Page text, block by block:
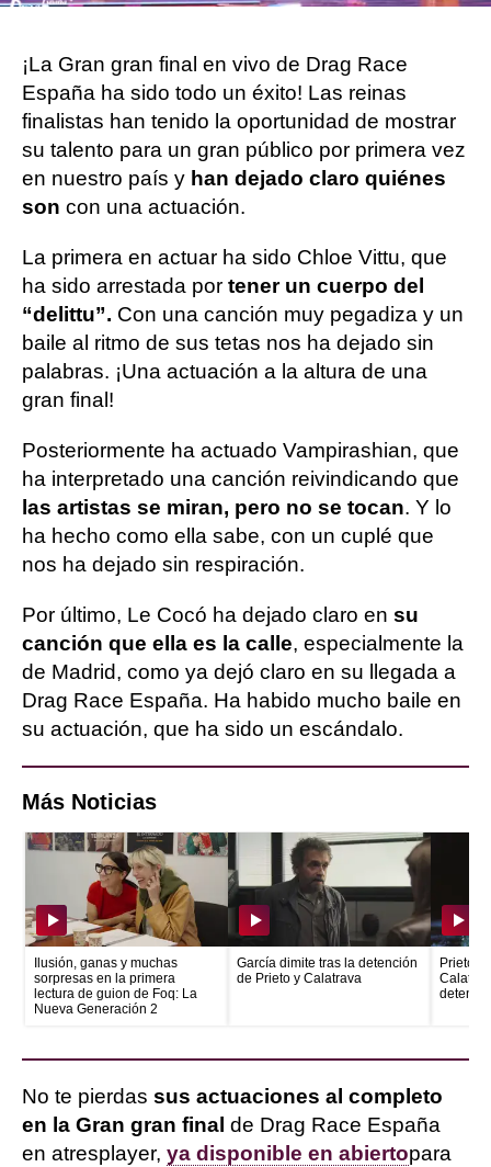
¡La Gran gran final en vivo de Drag Race
España ha sido todo un éxito! Las reinas
finalistas han tenido la oportunidad de mostrar
su talento para un gran público por primera vez
en nuestro país y han dejado claro quiénes
son con una actuación.
La primera en actuar ha sido Chloe Vittu, que
ha sido arrestada por tener un cuerpo del
“delittu”. Con una canción muy pegadiza y un
baile al ritmo de sus tetas nos ha dejado sin
palabras. ¡Una actuación a la altura de una
gran final!
Posteriormente ha actuado Vampirashian, que
ha interpretado una canción reivindicando que
las artistas se miran, pero no se tocan. Y lo
ha hecho como ella sabe, con un cuplé que
nos ha dejado sin respiración.
Por último, Le Cocó ha dejado claro en su
canción que ella es la calle, especialmente la
de Madrid, como ya dejó claro en su llegada a
Drag Race España. Ha habido mucho baile en
su actuación, que ha sido un escándalo.
Más Noticias
Ilusión, ganas y muchas
sorpresas en la primera
lectura de guion de Foq: La
Nueva Generación 2
García dimite tras la detención
de Prieto y Calatrava
Prieto
No te pierdas sus actuaciones al completo
en la Gran gran final de Drag Race España
en atresplayer, ya disponible en abiertopara